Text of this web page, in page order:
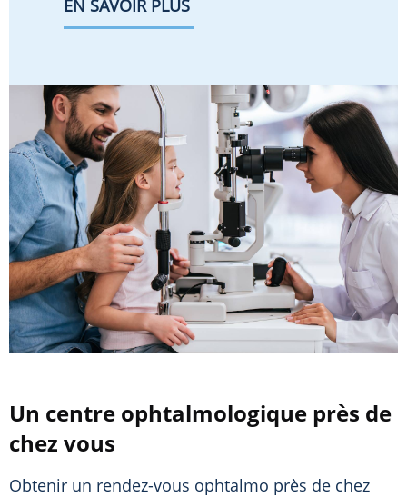
EN SAVOIR PLUS
Un centre ophtalmologique près de
chez vous
Obtenir un rendez-vous ophtalmo près de chez